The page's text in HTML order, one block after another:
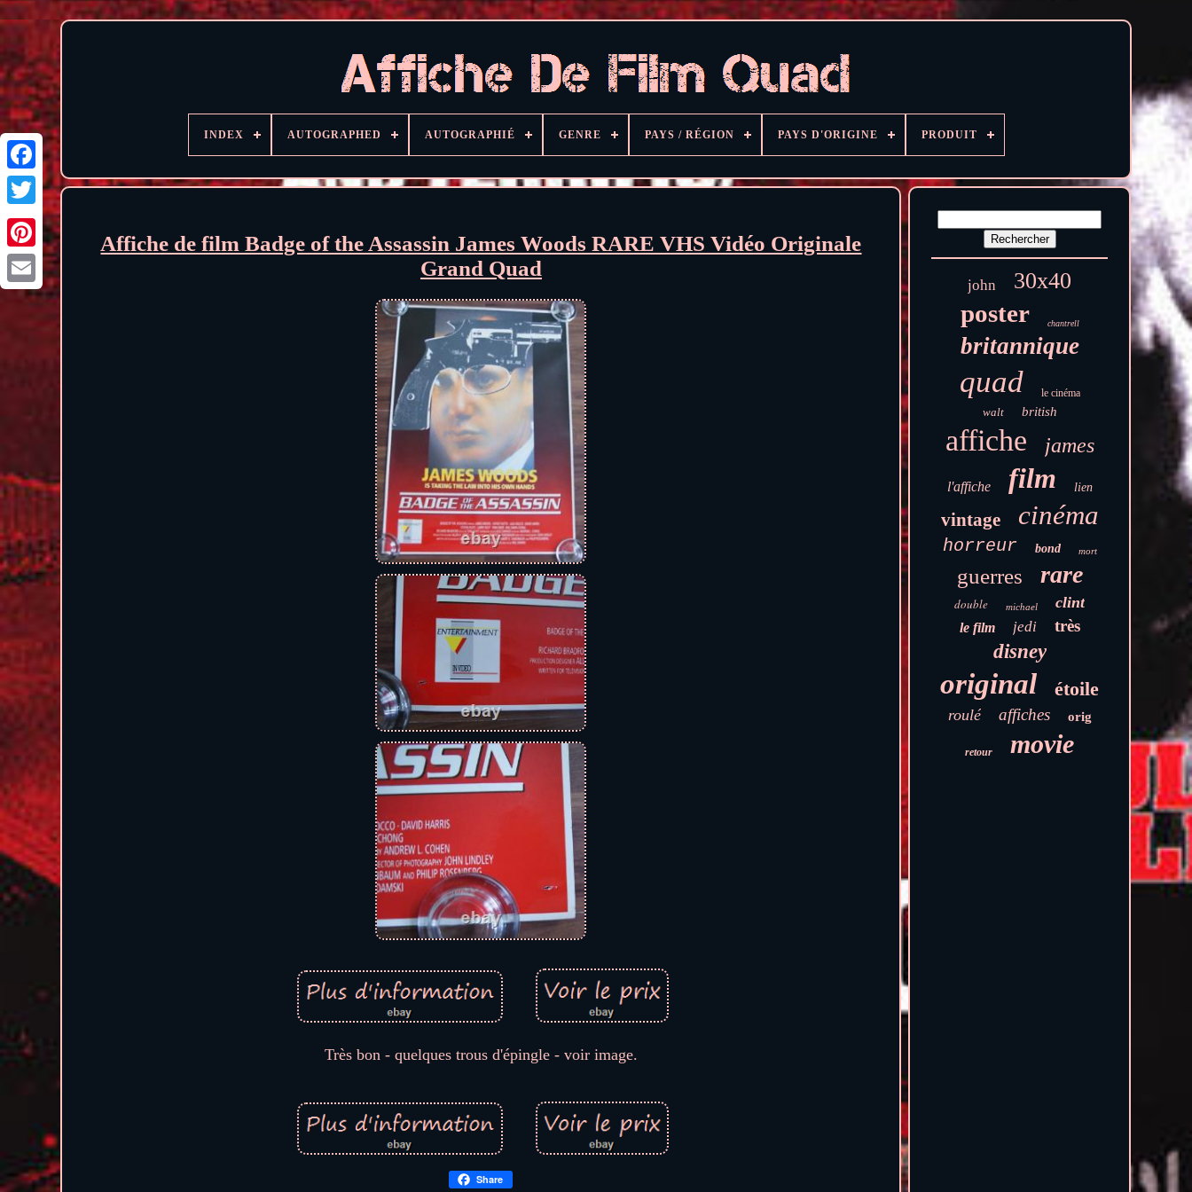
INDEX AUTOGRAPHED AUTOGRAPHIÉ GENRE PAYS / RÉGION PAYS D'ORIGINE PRODUIT
Affiche de film Badge of the Assassin James Woods RARE VHS Vidéo Originale
Grand Quad
Très bon - quelques trous d'épingle - voir image.
Share
john 30x40
poster chantrell
britannique
quad le cinéma
walt british
affiche james
l'affiche film lien
vintage cinéma
horreur bond mort
guerres rare
double michael clint
le film jedi très
disney
original étoile
roulé affiches orig
retour movie